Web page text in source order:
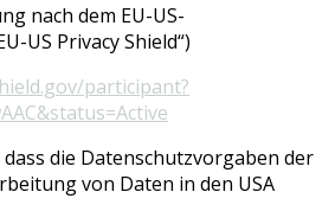
nach dem EU-US-
US Privacy Shield“)
participant?
die Datenschutzvorgaben der
von Daten in den USA